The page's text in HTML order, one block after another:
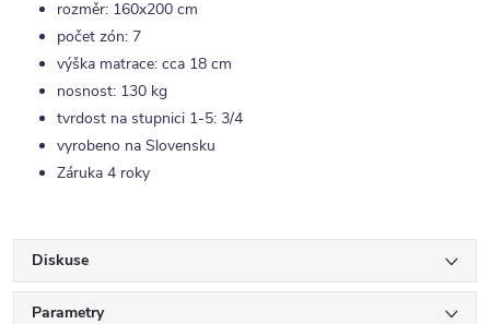
rozměr: 160x200 cm
počet zón: 7
výška matrace: cca 18 cm
nosnost: 130 kg
tvrdost na stupnici 1-5: 3/4
vyrobeno na Slovensku
Záruka 4 roky
Diskuse
Parametry